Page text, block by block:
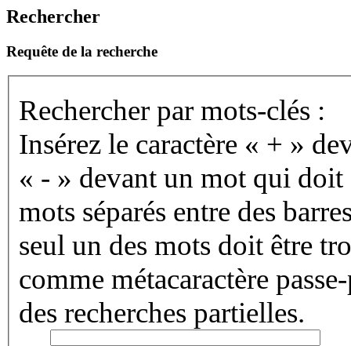
Rechercher
Requête de la recherche
Rechercher par mots-clés :
Insérez le caractère « + »
« - » devant un mot qui doit
mots séparés entre des
seul un des mots doit être
comme métacaractère
des recherches partielles.